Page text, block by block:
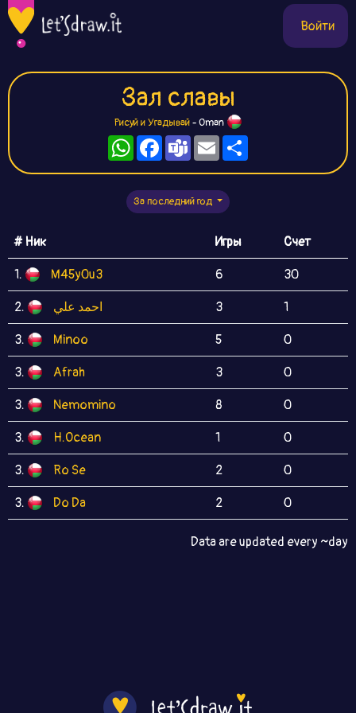
Войти
Зал славы
Рисуй и Угадывай- Oman
WhatsAppFacebook
TeamsEmail
За последний год
# Ник Игры Счет
1. M45y0u3 6 30
2. احمد علي 3 1
3. Minoo 5 0
3. Afrah 3 0
3. Nemomino 8 0
3. H.Ocean 1 0
3. Ro Se 2 0
3. Do Da 2 0
Data are updated every ~day